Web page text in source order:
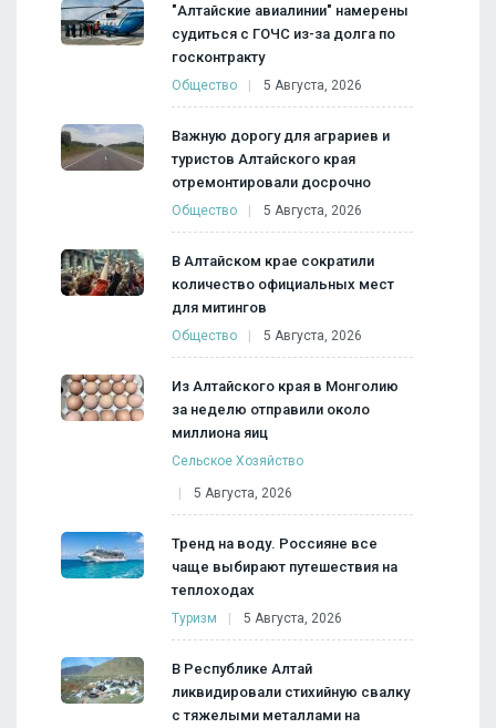
"Алтайские авиалинии" намерены
судиться с ГОЧС из-за долга по
госконтракту
Общество 5 Августа, 2026
Важную дорогу для аграриев и
туристов Алтайского края
отремонтировали досрочно
Общество 5 Августа, 2026
В Алтайском крае сократили
количество официальных мест
для митингов
Общество 5 Августа, 2026
Из Алтайского края в Монголию
за неделю отправили около
миллиона яиц
Сельское Хозяйство
5 Августа, 2026
Тренд на воду. Россияне все
чаще выбирают путешествия на
теплоходах
Туризм 5 Августа, 2026
В Республике Алтай
ликвидировали стихийную свалку
с тяжелыми металлами на